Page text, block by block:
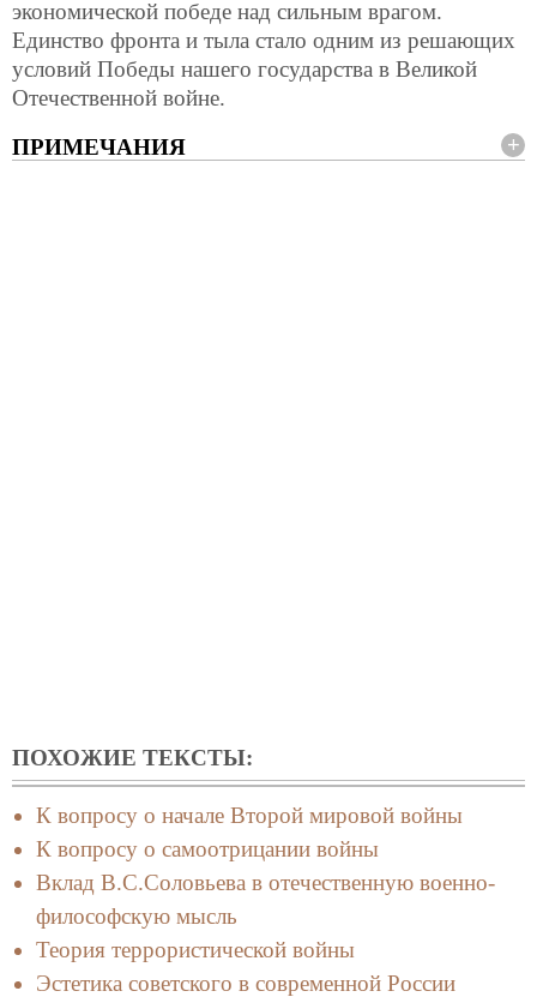
экономической победе над сильным врагом.
Единство фронта и тыла стало одним из решающих
условий Победы нашего государства в Великой
Отечественной войне.
ПРИМЕЧАНИЯ
ПОХОЖИЕ ТЕКСТЫ:
К вопросу о начале Второй мировой войны
К вопросу о самоотрицании войны
Вклад В.С.Соловьева в отечественную военно-
философскую мысль
Теория террористической войны
Эстетика советского в современной России